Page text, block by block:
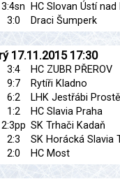
3:4sn
HC Slovan Ústí nad
3:0 Draci Šumperk
17.11.2015 17:30
3:4
HC ZUBR PŘEROV
9:7
Rytíři Kladno
6:2
LHK Jestřábi
1:2
HC Slavia Praha
2:3pp SK Trhači Kadaň
2:3
SK Horácká Slavia
2:0 HC Most